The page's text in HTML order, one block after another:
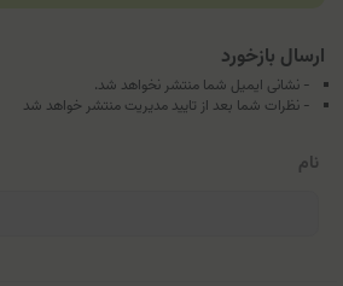
ارسال بازخورد
- نشانی ایمیل شما منتشر نخواهد شد.
- نظرات شما بعد از تایید مدیریت منتشر خواهد شد
نام